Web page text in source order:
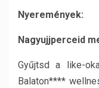
Nyeremények:
Nagyujjperceid
Gyűjtsd a like-
Balaton****